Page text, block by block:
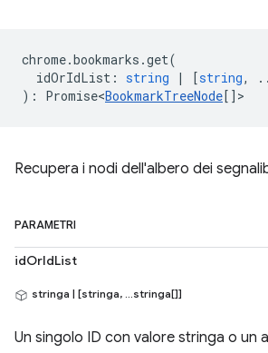
chrome.bookmarks .get(
idOrIdList : string | [string,
) : Promise<BookmarkTreeNode [] >
Recupera i nodi dell'albero dei
PARAMETRI
idOrIdList
stringa | [stringa, ...stringa[]]
Un singolo ID con valore stringa o un